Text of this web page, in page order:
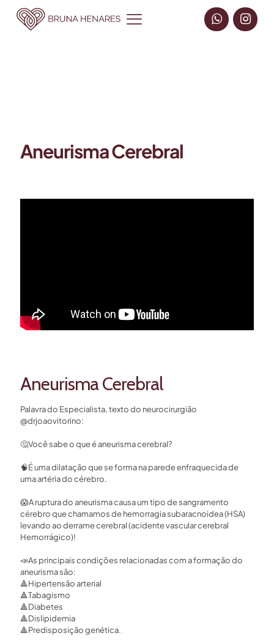
Aneurisma Cerebral
Aneurisma Cerebral
Palavra do Especialista, texto do neurocirurgião
@drjoaovitorino: ⁣
🤔Você sabe o que é aneurisma cerebral?⁣
🧠É uma dilatação que se forma na parede enfraquecida de
uma artéria do cérebro. ⁣
😱A ruptura do aneurisma causa um tipo de sangramento
cérebro que chamamos de hemorragia subaracnoidea (HSA)
levando ao derrame cerebral (acidente vascular cerebral
Hemorrágico)!⁣
📣As principais condições relacionadas com a formação do
aneurisma são: ⁣
🔺Hipertensão arterial ⁣
🔺Tabagismo⁣
🔺Diabetes⁣
🔺Dislipidemia⁣
🔺Predisposição genética.⁣